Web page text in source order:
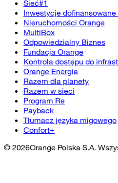
Sieć#1
Inwestycje dofinansowane
Nieruchomości Orange
MultiBox
Odpowiedzialny Biznes
Fundacja Orange
Kontrola dostępu do
Orange Energia
Razem dla planety
Razem w sieci
Program Re
Payback
Tłumacz języka migowego
Confort+
© 2026Orange Polska S.A.